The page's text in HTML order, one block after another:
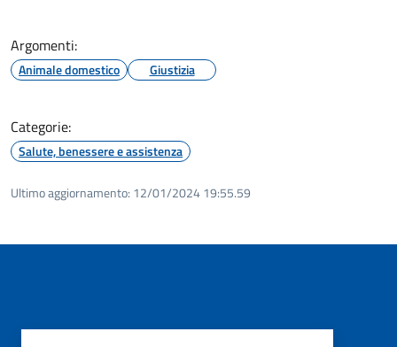
Argomenti:
Animale domestico Giustizia
Categorie:
Salute, benessere e assistenza
Ultimo aggiornamento: 12/01/2024 19:55.59